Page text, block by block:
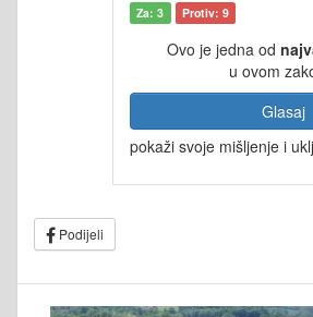
Za: 3 Protiv: 9
Ovo je jedna od
u ovom
Glasaj
pokaži svoje mišljenje i
Podijeli